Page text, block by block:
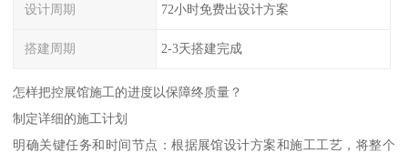
设计周期 72小时免费出设计方案
搭建周期 2-3天搭建完成
怎样把控展馆施工的进度以保障终质量？
制定详细的施工计划
明确关键任务和时间节点：根据展馆设计方案和施工工艺，将整个